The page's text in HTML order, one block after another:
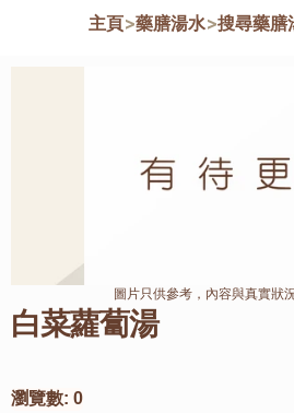
主頁>藥膳湯水>搜尋藥膳
白菜蘿蔔湯
瀏覽數: 0
圖片只供參考，內容與真實狀